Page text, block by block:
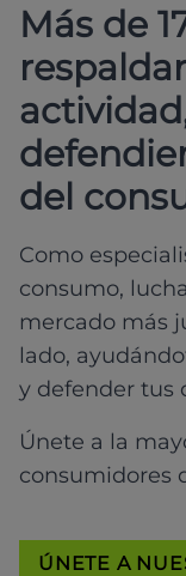
Más de
del
Como
consumo,
mercado más
lado,
y defender tus
Únete a la
consumidores
ÚNETE A